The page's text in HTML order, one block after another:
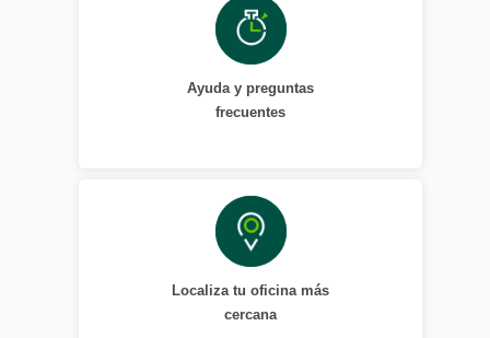
Ayuda y preguntas
frecuentes
Localiza tu oficina más
cercana